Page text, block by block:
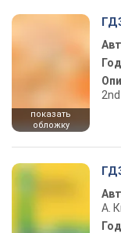
показать
обложку
А.